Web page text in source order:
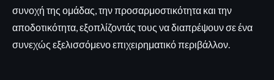
συνοχή της ομάδας, την προσαρμοστικότητα και την
αποδοτικότητα, εξοπλίζοντάς τους να διαπρέψουν σε ένα
συνεχώς εξελισσόμενο επιχειρηματικό περιβάλλον.